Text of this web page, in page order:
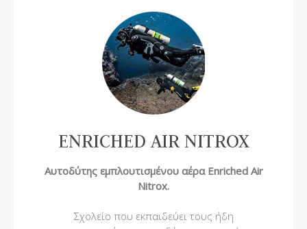
ENRICHED AIR NITROX
Αυτοδύτης εμπλουτισμένου αέρα Enriched Air
Nitrox.
Σχολείο που εκπαιδεύει τους ήδη